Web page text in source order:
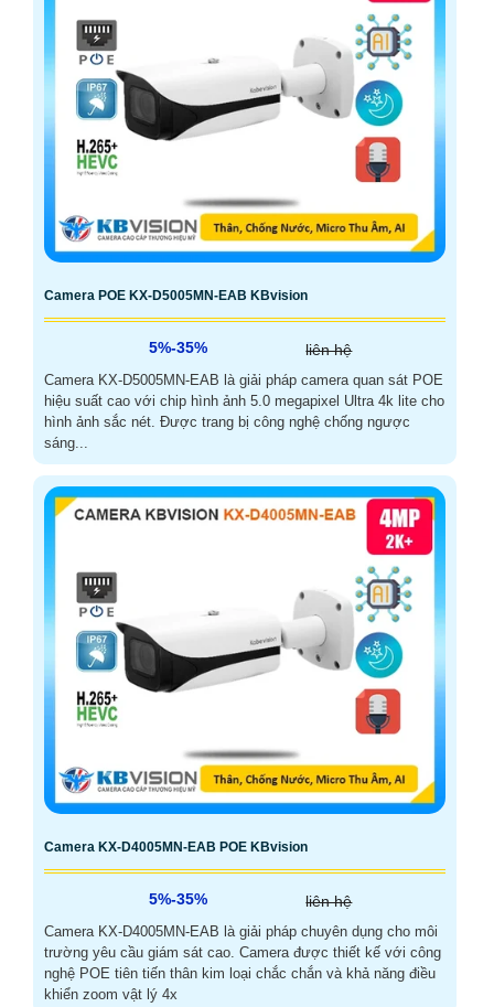
Camera POE KX-D5005MN-EAB KBvision
5%-35% liên hệ
Camera KX-D5005MN-EAB là giải pháp camera quan sát POE
hiệu suất cao với chip hình ảnh 5.0 megapixel Ultra 4k lite cho
hình ảnh sắc nét. Được trang bị công nghệ chống ngược
sáng...
Camera KX-D4005MN-EAB POE KBvision
5%-35% liên hệ
Camera KX-D4005MN-EAB là giải pháp chuyên dụng cho môi
trường yêu cầu giám sát cao. Camera được thiết kế với công
nghệ POE tiên tiến thân kim loại chắc chắn và khả năng điều
khiển zoom vật lý 4x